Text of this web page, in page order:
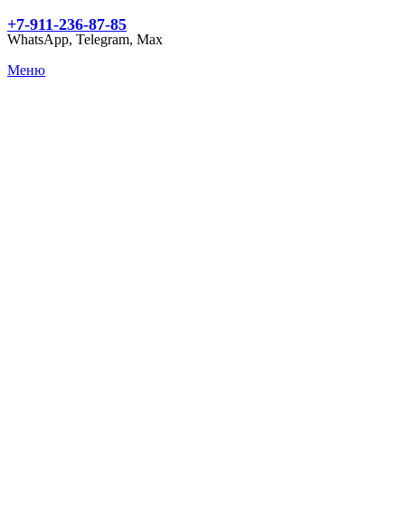
+7-911-236-87-85
WhatsApp, Telegram, Max
Меню